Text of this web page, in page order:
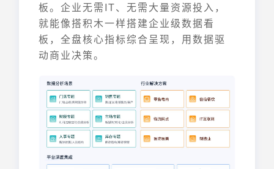
板。企业无需IT、无需大量资源投入，
就能像搭积木一样搭建企业级数据看
板，全盘核心指标综合呈现，用数据驱
动商业决策。